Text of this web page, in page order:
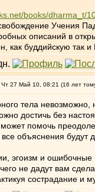
books/dharma_t/
Учения
описаний в
как буддийскую
27 Май 10, 08:21 (16 лет
тела невозможно,
достичь без
помочь
все объяснения
эгоизм и ошибочные
не дадут вам
сострадание и